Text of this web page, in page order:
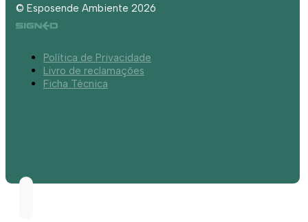
© Esposende Ambiente 2026
Política de Privacidade
Livro de reclamações
Ficha Técnica